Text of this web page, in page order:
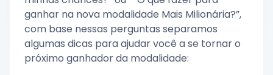
ganhar na nova modalidade Mais Milionária?”,
com base nessas perguntas separamos
algumas dicas para ajudar você a se tornar o
próximo ganhador da modalidade: